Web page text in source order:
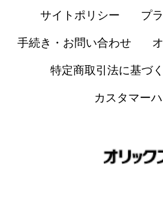
サイトポリシー プ
手続き・お問い合わせ
特定商取引法に基づ
カスタマー